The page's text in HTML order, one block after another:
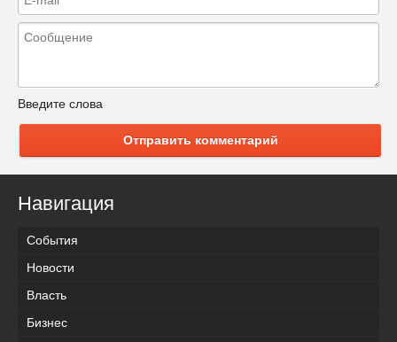
Введите слова
Отправить комментарий
Навигация
События
Новости
Власть
Бизнес